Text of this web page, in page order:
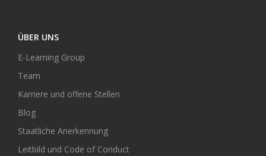
ÜBER UNS
E-Learning Group
Team
Karriere und offene Stellen
Blog
Staatliche Anerkennung
Leitbild und Code of Conduct